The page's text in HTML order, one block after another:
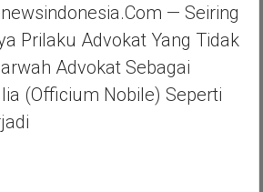
DPC
MOJOKERTO
HALAL
BIHAL
DAN
— Seiring
Prilaku Advokat Yang Tidak
Advokat Sebagai
(officium Nobile) Seperti